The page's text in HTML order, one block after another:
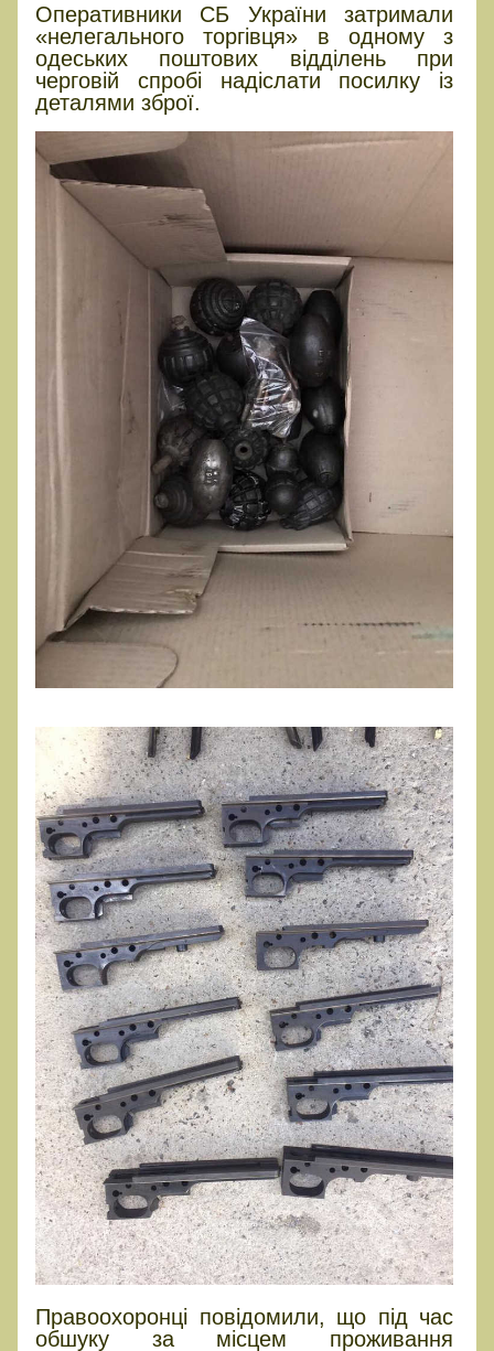
Оперативники СБ України затримали
«нелегального торгівця» в одному з
одеських поштових відділень при
черговій спробі надіслати посилку із
деталями зброї.
Правоохоронці повідомили, що під час
обшуку за місцем проживання